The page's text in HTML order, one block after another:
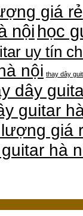
giá rẻ
nội học
uy tín
nội thay dây
dây
guitar
giá
hà